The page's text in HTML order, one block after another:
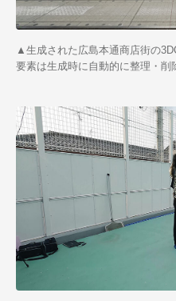
▲生成された広島本通商店街の
要素は生成時に自動的に整理・削